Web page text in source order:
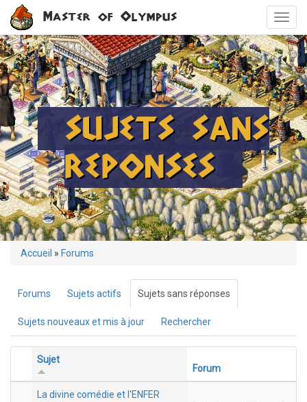
Aller
au
contenu
principal
Master of Olympus
SUJETS SANS
REPONSES
Vous
ici
Accueil » Forums
Forums Sujets actifs Sujets sans réponses
Sujets nouveaux et mis à jour Rechercher
Sujet
Forum
La divine comédie et l'ENFER